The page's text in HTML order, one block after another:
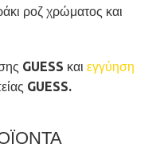
ροζ χρώματος και
GUESS και εγγύηση
GUESS.